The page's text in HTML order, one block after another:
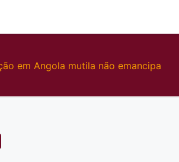
em Angola mutila não emancipa